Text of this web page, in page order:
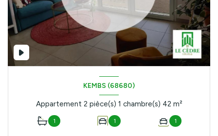
KEMBS (68680)
Appartement 2 pièce(s) 1 chambre(s) 42 m²
1 1 1